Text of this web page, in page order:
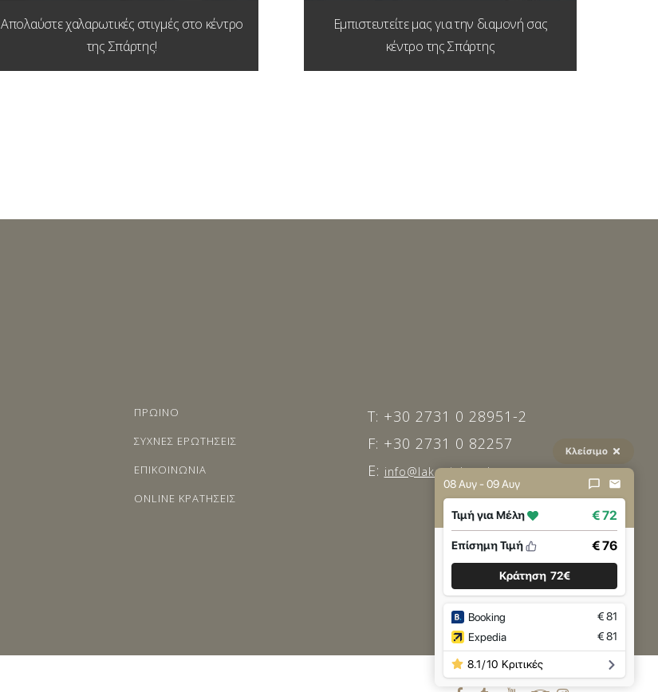
Απολαύστε χαλαρωτικές στιγμές στο κέντρο
της Σπάρτης!
Εμπιστευτείτε μας για την διαμονή σας
κέντρο της Σπάρτης
ΠΡΩΙΝΟ
ΣΥΧΝΕΣ ΕΡΩΤΗΣΕΙΣ
ΕΠΙΚΟΙΝΩΝΙΑ
ONLINE ΚΡΑΤΗΣΕΙΣ
T: +30 2731 0 28951-2
F: +30 2731 0 82257
E: info@lakoniahotel.gr
Κλείσιμο
08 Αυγ - 09 Αυγ
Τιμή για Μέλη € 72
Επίσημη Τιμή € 76
Κράτηση 72€
Booking €81
Expedia
€81
8.1/10 Κριτικές